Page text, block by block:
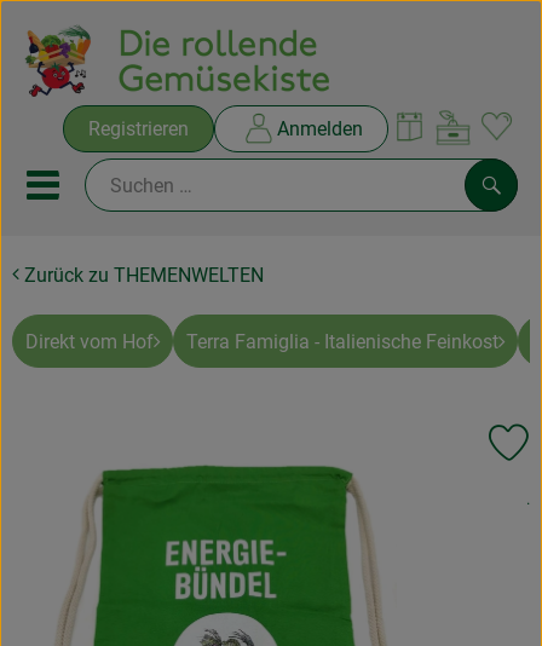
Registrieren Anmelden
Mobiles Menu öffnen oder
Ökokisten
Rezepte
Ökokisten
Obst & Gemüse
Frisches
Zurück zu THEMENWELTEN
Direkt vom Hof Terra Famiglia - Italienische Feinkost
,
.